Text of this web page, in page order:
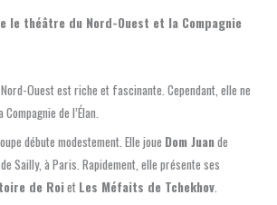
le théâtre du Nord-Ouest et la Compagnie
Ouest est riche et fascinante. Cependant, elle ne
de l’Élan.
débute modestement. Elle joue Dom Juande
Sailly, à Paris. Rapidement, elle présente ses
de Roiet Les Méfaits de Tchekhov